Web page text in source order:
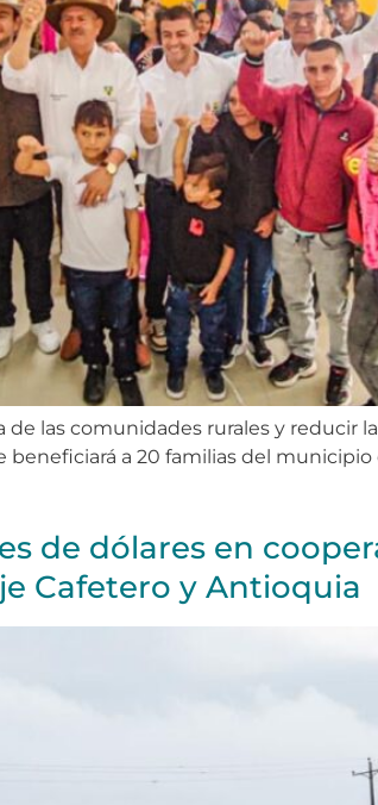
las comunidades rurales y reducir
a 20 familias del
de dólares en
Cafetero y Antioquia